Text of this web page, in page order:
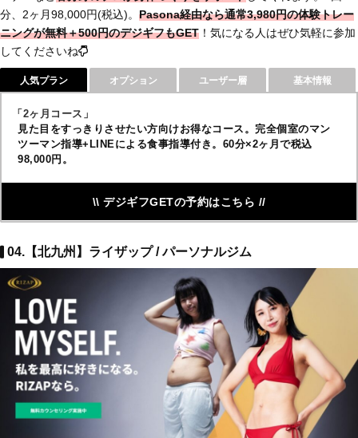
分、2ヶ月98,000円(税込)。 Pasona経由なら通常3,980円の体験トレー
ニングが無料＋500円のデジギフもGET ！気になる人はぜひ気軽に参加
してくださいね
人気プラン オプション ユーザー層 基本情報
「2ヶ月コース」
見た目をすっきりさせたい方向けお得なコース。完全個室のマン
ツーマン指導+LINEによる食事指導付き。60分×2ヶ月で税込
98,000円。
\\ デジギフGETの予約はこちら //
04.【北九州】ライザップ / パーソナルジム